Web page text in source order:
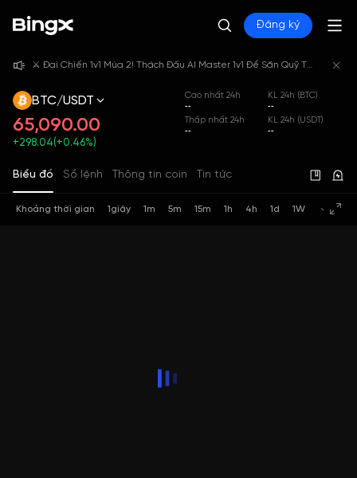
Đăng ký
⚔️ Đại Chiến 1v1 Mùa 2! Thách Đấu AI Master 1v1 Để Săn Quỹ Thưởng 4,000,000 USDT!
BTC/USDT
65,090.00
+298.04(+0.46%)
Cao nhất 24h
--
KL 24h (BTC)
--
Thấp nhất 24h
--
KL 24h (USDT)
--
Biểu đồ Sổ lệnh Thông tin coin Tin tức
Khoảng thời gian 1giây 1m 5m 15m 1h 4h 1d 1W